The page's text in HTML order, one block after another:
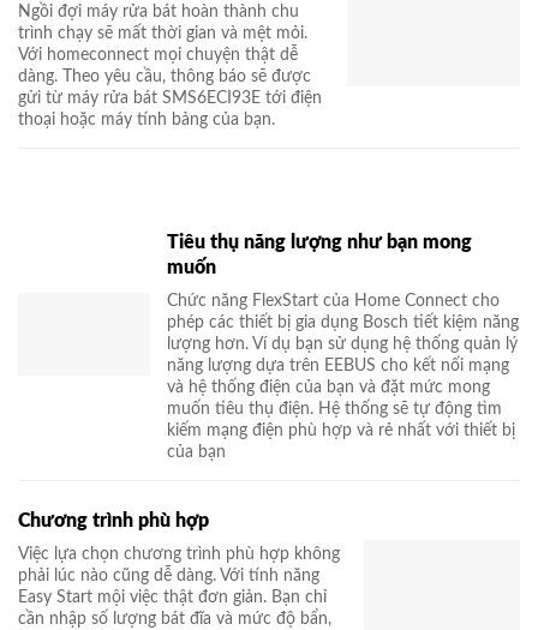
Ngồi đợi máy rửa bát hoàn thành chu
trình chạy sẽ mất thời gian và mệt mỏi.
Với homeconnect mọi chuyện thật dễ
dàng. Theo yêu cầu, thông báo sẽ được
gửi từ máy rửa bát SMS6ECI93E tới điện
thoại hoặc máy tính bảng của bạn.
Tiêu thụ năng lượng như bạn mong
muốn
Chức năng FlexStart của Home Connect cho
phép các thiết bị gia dụng Bosch tiết kiệm năng
lượng hơn. Ví dụ bạn sử dụng hệ thống quản lý
năng lượng dựa trên EEBUS cho kết nối mạng
và hệ thống điện của bạn và đặt mức mong
muốn tiêu thụ điện. Hệ thống sẽ tự động tìm
kiếm mạng điện phù hợp và rẻ nhất với thiết bị
của bạn
Chương trình phù hợp
Việc lựa chọn chương trình phù hợp không
phải lúc nào cũng dễ dàng. Với tính năng
Easy Start mội việc thật đơn giản. Bạn chỉ
cần nhập số lượng bát đĩa và mức độ bẩn,